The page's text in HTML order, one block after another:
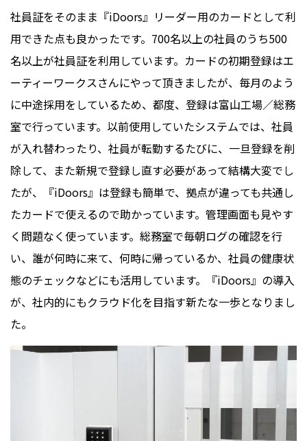
社員証をそのまま『iDoors︎』リーダー用のカードとして利
用できた点も良かったです。700名以上の社員のうち500
名以上が社員証を利用しています。カードの初期登録はエ
ーティーワークスさんにやって頂きましたが、毎月のよう
に中途採用をしているため、都度、登録は富山工場／総務
室で行っています。以前使用していたシステムでは、社員
が入れ替わったり、社員が転勤するたびに、一旦登録を削
除して、また新規で登録し直す必要があって結構大変でし
たが、『iDoors︎』は登録も簡単で、拠点が違っても共通し
たカードで使えるので助かっています。管理画面も見やす
く問題なく使っています。総務室で毎朝ログの確認を行
い、誰が何時に来て、何時に帰っているか、社員の健康状
態のチェックなどにも活用しています。『iDoors︎』の導入
が、社内的にもクラウド化を目指す新たな一歩となりまし
た。